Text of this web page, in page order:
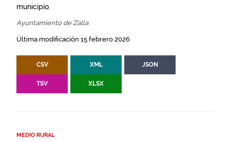
municipio.
Ayuntamiento de Zalla
Última modificación 15 febrero 2026
CSV XML JSON
TSV XLSX
MEDIO RURAL